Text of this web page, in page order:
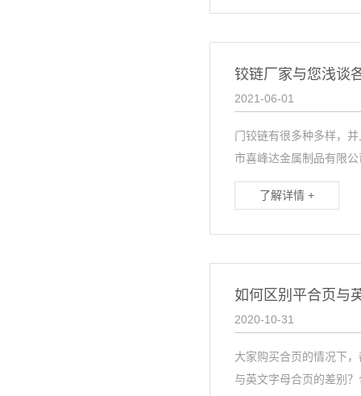
铰链厂家与您浅谈
2021-06-01
门铰链有很多种多样，
市喜峰达金属制品有限
了解详情 +
如何区别平合页与
2020-10-31
大家购买合页的情况下
与英文字母合页的差别